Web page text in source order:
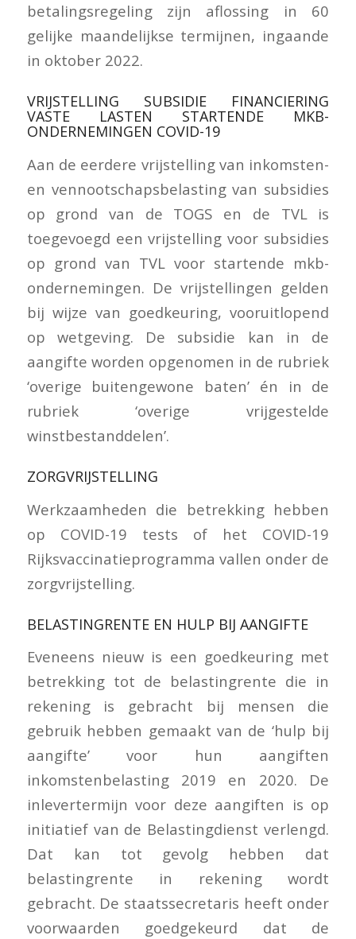
betalingsregeling zijn aflossing in 60
gelijke maandelijkse termijnen, ingaande
in oktober 2022.
VRIJSTELLING SUBSIDIE FINANCIERING
VASTE LASTEN STARTENDE MKB-
ONDERNEMINGEN COVID-19
Aan de eerdere vrijstelling van inkomsten-
en vennootschapsbelasting van subsidies
op grond van de TOGS en de TVL is
toegevoegd een vrijstelling voor subsidies
op grond van TVL voor startende mkb-
ondernemingen. De vrijstellingen gelden
bij wijze van goedkeuring, vooruitlopend
op wetgeving. De subsidie kan in de
aangifte worden opgenomen in de rubriek
‘overige buitengewone baten’ én in de
rubriek ‘overige vrijgestelde
winstbestanddelen’.
ZORGVRIJSTELLING
Werkzaamheden die betrekking hebben
op COVID-19 tests of het COVID-19
Rijksvaccinatieprogramma vallen onder de
zorgvrijstelling.
BELASTINGRENTE EN HULP BIJ AANGIFTE
Eveneens nieuw is een goedkeuring met
betrekking tot de belastingrente die in
rekening is gebracht bij mensen die
gebruik hebben gemaakt van de ‘hulp bij
aangifte’ voor hun aangiften
inkomstenbelasting 2019 en 2020. De
inlevertermijn voor deze aangiften is op
initiatief van de Belastingdienst verlengd.
Dat kan tot gevolg hebben dat
belastingrente in rekening wordt
gebracht. De staatssecretaris heeft onder
voorwaarden goedgekeurd dat de